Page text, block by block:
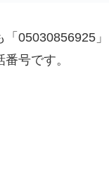
05030856925」
号です。